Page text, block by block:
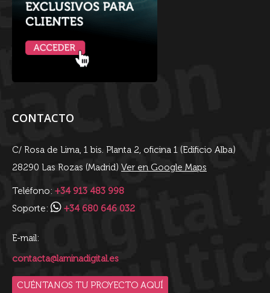
CONTACTO
C/ Rosa de Lima, 1 bis. Planta 2, oficina 1 (Edificio Alba)
28290 Las Rozas (Madrid) Ver en Google Maps
Teléfono: +34 913 483 998
Soporte:
+34 680 646 032
E-mail:
contacta@laminadigital.es
CUÉNTANOS TU PROYECTO AQUÍ